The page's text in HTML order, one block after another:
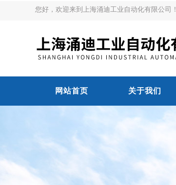
您好，欢迎来到上海涌迪工业自动化有限公司！
网站首页 关于我们